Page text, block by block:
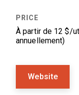
À partir de 12 $/
annuellement)
Website